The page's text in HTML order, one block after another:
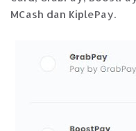
MCash dan KiplePay.